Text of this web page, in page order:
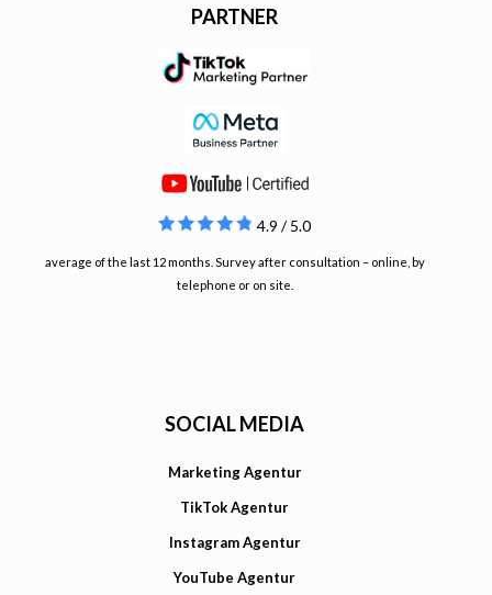
PARTNER
4.9 / 5.0
average of the last 12 months. Survey after consultation – online, by
telephone or on site.
SOCIAL MEDIA
Marketing Agentur
TikTok Agentur
Instagram Agentur
YouTube Agentur